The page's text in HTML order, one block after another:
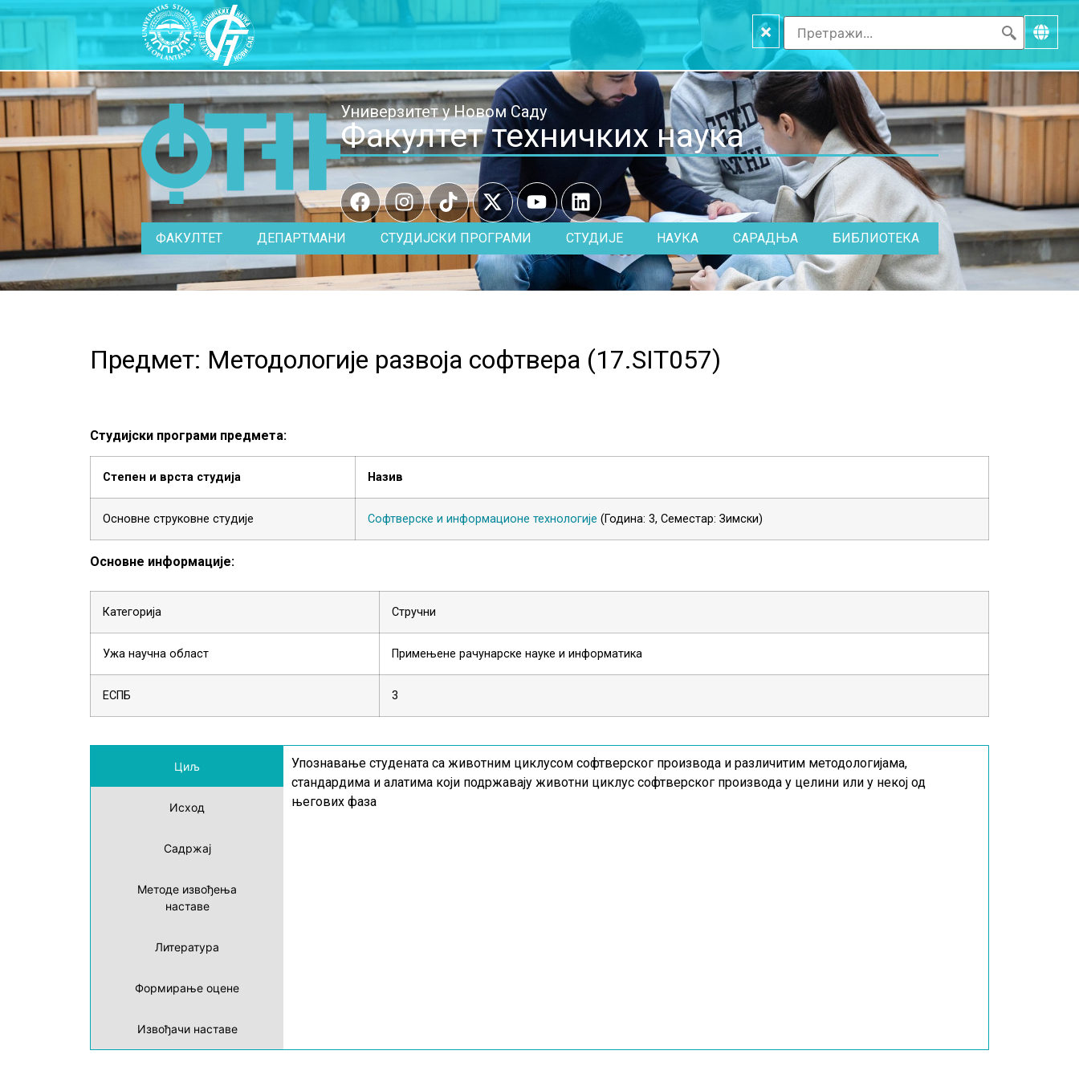
×
Универзитет у Новом Саду
Факултет техничких наука
ФАКУЛТЕТ ДЕПАРТМАНИ СТУДИЈСКИ ПРОГРАМИ СТУДИЈЕ НАУКА САРАДЊА БИБЛИОТЕКА
Предмет: Методологије развоја софтвера (17.SIT057)
Студијски програми предмета:
Степен и врста студија Назив
Основне струковне студије Софтверске и информационе технологије (Година: 3, Семестар: Зимски)
Основне информације:
Категорија Стручни
Ужа научна област Примењене рачунарске науке и информатика
ЕСПБ 3
Циљ
Исход
Садржај
Методе извођења
наставе
Литература
Формирање оцене
Извођачи наставе
Упознавање студената са животним циклусом софтверског производа и различитим методологијама,
стандардима и алатима који подржавају животни циклус софтверског производа у целини или у некој од
његових фаза